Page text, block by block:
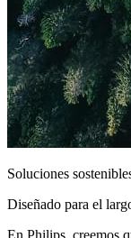
Soluciones
Diseñado para el
En Philips, creemos